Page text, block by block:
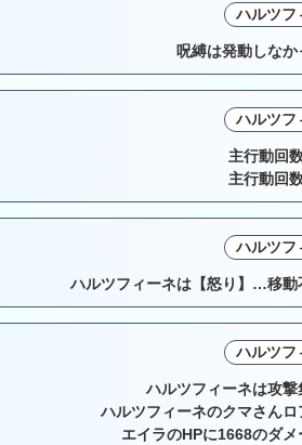
ハルツフ
呪縛は発動しなか
ハルツフ
主行動回
主行動回
ハルツフ
ハルツフィーネは【怒り】…移動
ハルツフ
ハルツフィーネは攻撃
ハルツフィーネのクマさんロ
エイラのHPに1668のダメ